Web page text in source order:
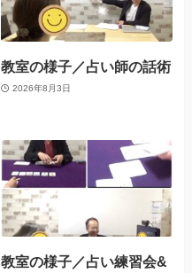
教室の様子／占い師の話術
2026年8月3日
教室の様子／占い練習会&